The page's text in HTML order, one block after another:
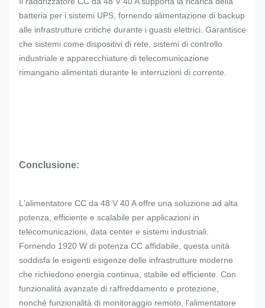
batteria per i sistemi UPS, fornendo alimentazione di backup
alle infrastrutture critiche durante i guasti elettrici. Garantisce
che sistemi come dispositivi di rete, sistemi di controllo
industriale e apparecchiature di telecomunicazione
rimangano alimentati durante le interruzioni di corrente.
Conclusione:
L'alimentatore CC da 48 V 40 A offre una soluzione ad alta
potenza, efficiente e scalabile per applicazioni in
telecomunicazioni, data center e sistemi industriali.
Fornendo 1920 W di potenza CC affidabile, questa unità
soddisfa le esigenti esigenze delle infrastrutture moderne
che richiedono energia continua, stabile ed efficiente. Con
funzionalità avanzate di raffreddamento e protezione,
nonché funzionalità di monitoraggio remoto, l'alimentatore